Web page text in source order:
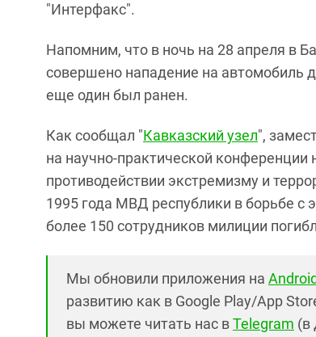
"Интерфакс".
Напомним, что в ночь на 28 апреля в
совершено нападение на автомобиль
еще один был ранен.
Как сообщал "Кавказский узел",
на научно-практической
противодействии экстремизму и
1995 года МВД республики в борьбе с
более 150 сотрудников милиции
Мы обновили приложения на Android
развитию как в Google Play/App
вы можете читать нас вTelegram (в